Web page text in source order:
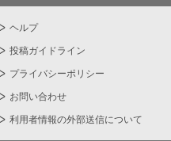
ヘルプ
投稿ガイドライン
プライバシーポリシー
お問い合わせ
利用者情報の外部送信について